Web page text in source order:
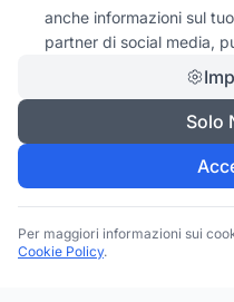
anche informazioni sul
partner di social media,
Solo
Per maggiori informazioni sui
Cookie Policy.